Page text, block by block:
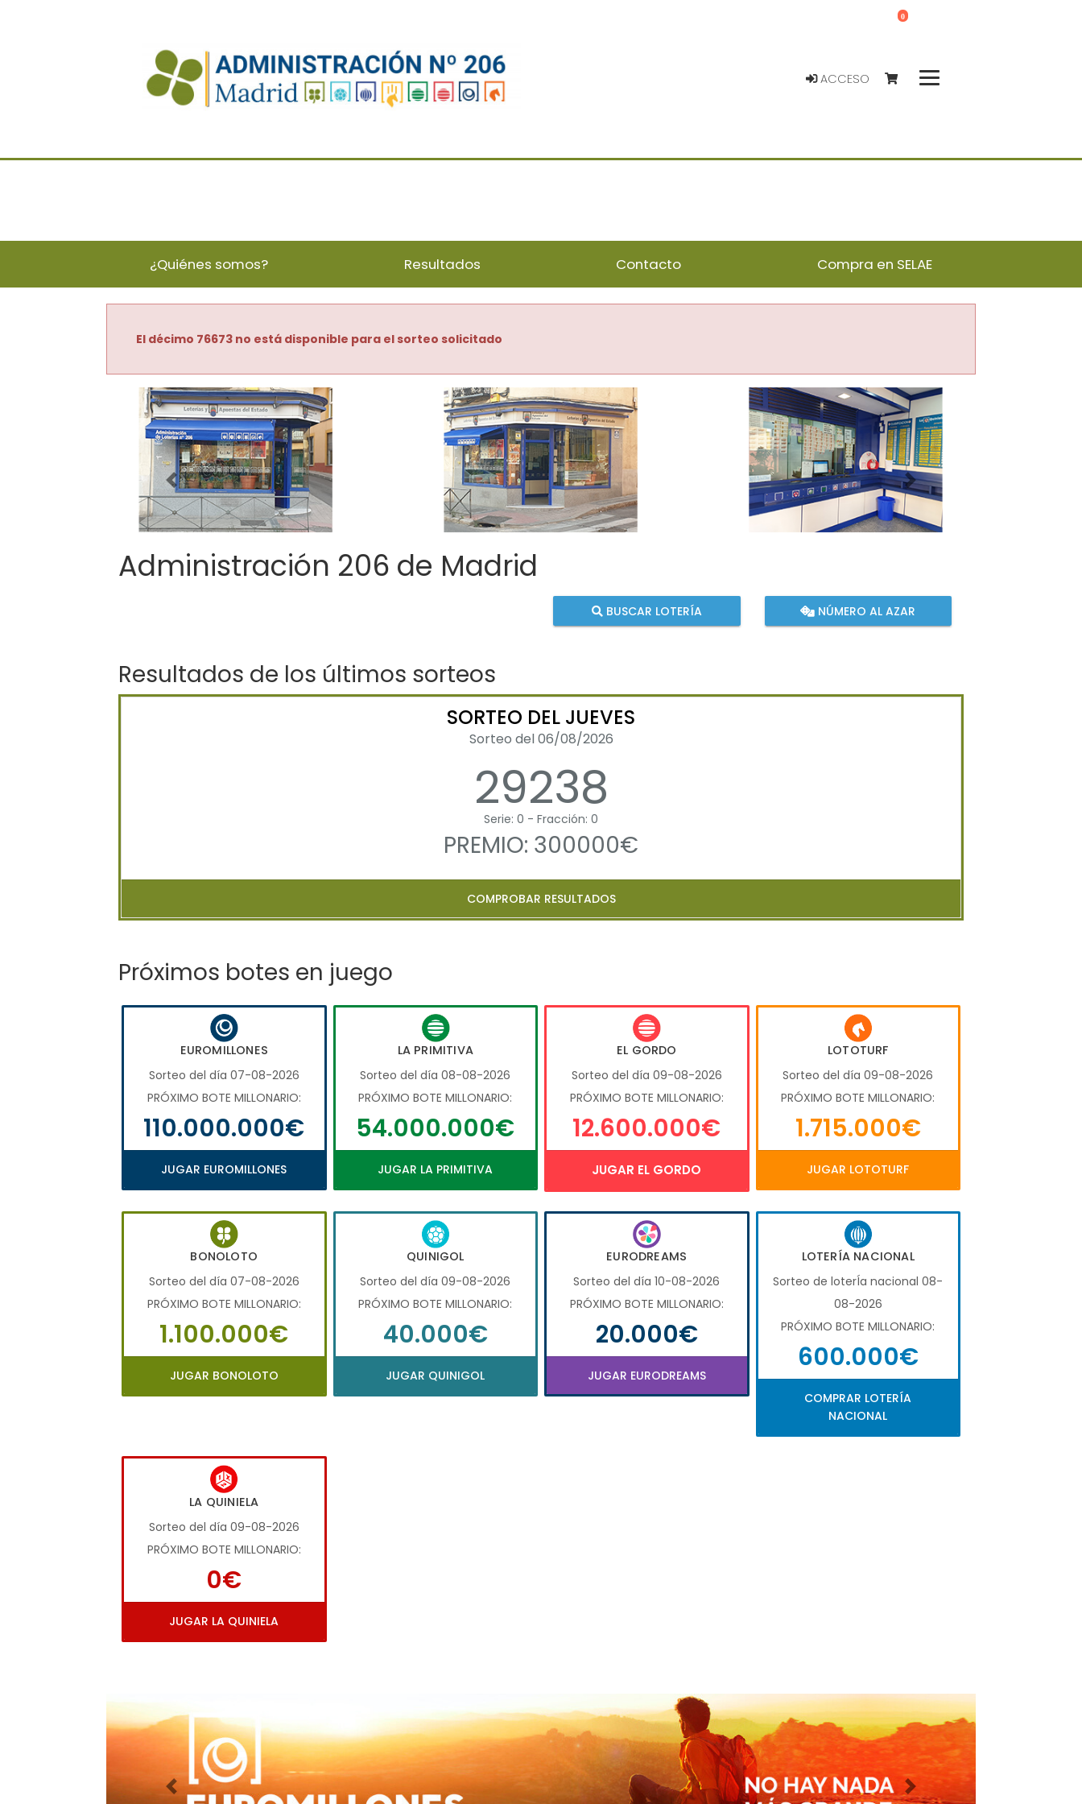
ACCESO
0
¿Quiénes somos? Resultados Contacto Compra en SELAE
El décimo 76673 no está disponible para el sorteo solicitado
Imagen anterior Imagen siguiente
Administración 206 de Madrid
BUSCAR LOTERÍA NÚMERO AL AZAR
Resultados de los últimos sorteos
SORTEO DEL JUEVES
Sorteo del 06/08/2026
29238
Serie: 0 - Fracción: 0
PREMIO: 300000€
COMPROBAR RESULTADOS
Próximos botes en juego
EUROMILLONES
Sorteo del día 07-08-2026
PRÓXIMO BOTE MILLONARIO:
110.000.000€
JUGAR EUROMILLONES
LA PRIMITIVA
Sorteo del día 08-08-2026
PRÓXIMO BOTE MILLONARIO:
54.000.000€
JUGAR LA PRIMITIVA
EL GORDO
Sorteo del día 09-08-2026
PRÓXIMO BOTE MILLONARIO:
12.600.000€
JUGAR EL GORDO
LOTOTURF
Sorteo del día 09-08-2026
PRÓXIMO BOTE MILLONARIO:
1.715.000€
JUGAR LOTOTURF
BONOLOTO
Sorteo del día 07-08-2026
PRÓXIMO BOTE MILLONARIO:
1.100.000€
JUGAR BONOLOTO
QUINIGOL
Sorteo del día 09-08-2026
PRÓXIMO BOTE MILLONARIO:
40.000€
JUGAR QUINIGOL
EURODREAMS
Sorteo del día 10-08-2026
PRÓXIMO BOTE MILLONARIO:
20.000€
JUGAR EURODREAMS
LOTERÍA NACIONAL
Sorteo de loterÍa nacional 08-
08-2026
PRÓXIMO BOTE MILLONARIO:
600.000€
COMPRAR LOTERÍA
NACIONAL
LA QUINIELA
Sorteo del día 09-08-2026
PRÓXIMO BOTE MILLONARIO:
0€
JUGAR LA QUINIELA
Imagen anterior Imagen siguiente